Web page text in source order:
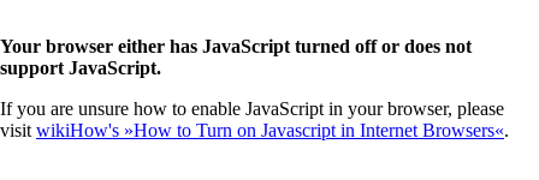
Your browser either has JavaScript turned off or does not
support JavaScript.
If you are unsure how to enable JavaScript in your browser, please
visit wikiHow's »How to Turn on Javascript in Internet Browsers«.